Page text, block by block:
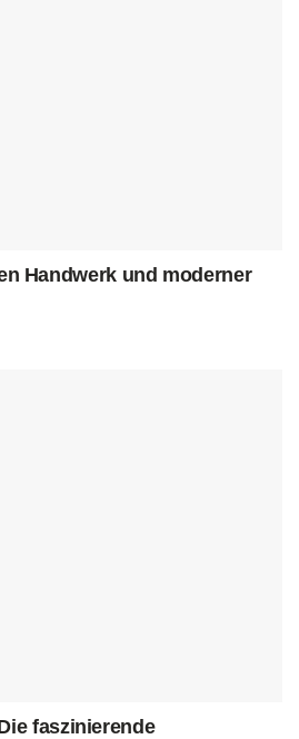
Handwerk und moderner
faszinierende